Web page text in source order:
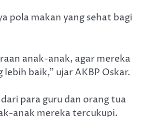
pola makan yang sehat bagi
anak-anak, agar mereka
baik,” ujar AKBP Oskar.
para guru dan orang tua
anak mereka tercukupi.